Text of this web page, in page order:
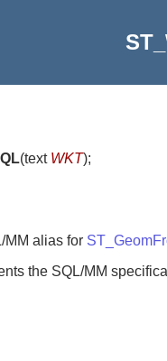
(text WKT);
MM alias for
the SQL/MM